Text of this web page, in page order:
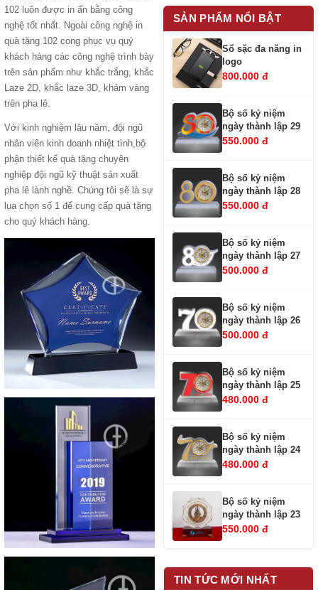
102 luôn được in ấn bằng công
nghệ tốt nhất. Ngoài công nghệ in
quà tặng 102 cong phục vụ quý
khách hàng các công nghệ trình bày
trên sản phẩm như khắc trắng, khắc
Laze 2D, khắc laze 3D, khảm vàng
trên pha lê.
Với kinh nghiệm lâu năm, đội ngũ
nhân viên kinh doanh nhiệt tình,bộ
phận thiết kế quà tặng chuyên
nghiệp đội ngũ kỹ thuật sản xuất
pha lê lành nghề. Chúng tôi sẽ là sự
lụa chọn số 1 để cung cấp quà tặng
cho quý khách hàng.
SẢN PHẨM NỔI BẬT
Sổ sặc đa năng in
logo
800.000 đ
Bộ số kỷ niệm
ngày thành lập 29
550.000 đ
Bộ số kỷ niệm
ngày thành lập 28
550.000 đ
Bộ số kỷ niệm
ngày thành lập 27
500.000 đ
Bộ số kỷ niệm
ngày thành lập 26
500.000 đ
Bộ số kỷ niệm
ngày thành lập 25
480.000 đ
Bộ số kỷ niệm
ngày thành lập 24
480.000 đ
Bộ số kỷ niệm
ngày thành lập 23
550.000 đ
TIN TỨC MỚI NHẤT